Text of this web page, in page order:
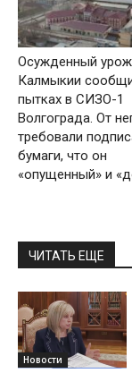
Осужденный
Калмыкии
пытках в СИЗО-1
Волгограда. От
требовали
бумаги, что он
«опущенный» и
ЧИТАТЬ ЕЩЕ
Новости